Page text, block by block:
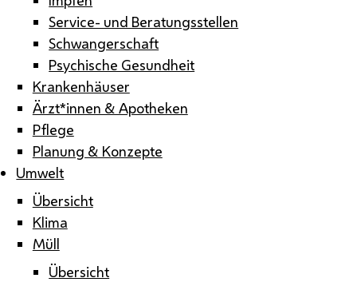
Service- und Beratungsstellen
Schwangerschaft
Psychische Gesundheit
Krankenhäuser
Ärzt*innen & Apotheken
Pflege
Planung & Konzepte
Umwelt
Übersicht
Klima
Müll
Übersicht